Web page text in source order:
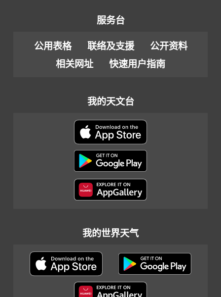
服务台
公用表格 联络及支援
公开资料
相关网址
快速用户指南
我的天文台
我的世界天气